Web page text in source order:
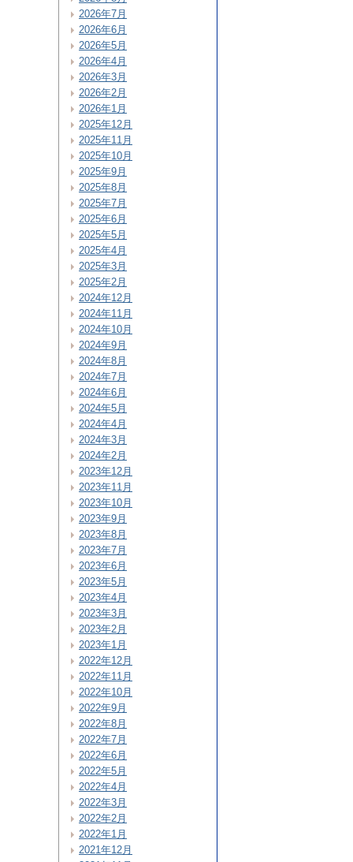
2026年7月
2026年6月
2026年5月
2026年4月
2026年3月
2026年2月
2026年1月
2025年12月
2025年11月
2025年10月
2025年9月
2025年8月
2025年7月
2025年6月
2025年5月
2025年4月
2025年3月
2025年2月
2024年12月
2024年11月
2024年10月
2024年9月
2024年8月
2024年7月
2024年6月
2024年5月
2024年4月
2024年3月
2024年2月
2023年12月
2023年11月
2023年10月
2023年9月
2023年8月
2023年7月
2023年6月
2023年5月
2023年4月
2023年3月
2023年2月
2023年1月
2022年12月
2022年11月
2022年10月
2022年9月
2022年8月
2022年7月
2022年6月
2022年5月
2022年4月
2022年3月
2022年2月
2022年1月
2021年12月